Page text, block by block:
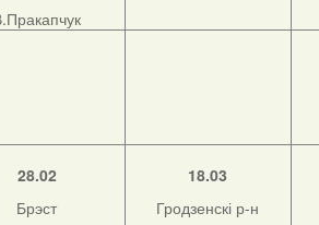
28.02
Брэст
18.03
Гродзенскі р-н